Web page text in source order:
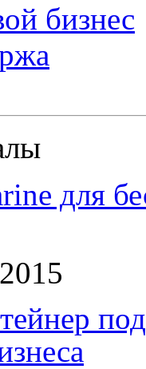
бизнес
для